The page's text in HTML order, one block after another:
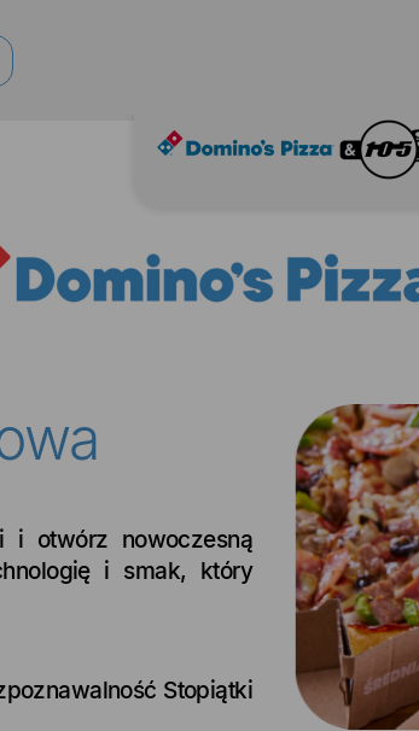
i otwórz nowoczesną
i smak, który
Stopiątki